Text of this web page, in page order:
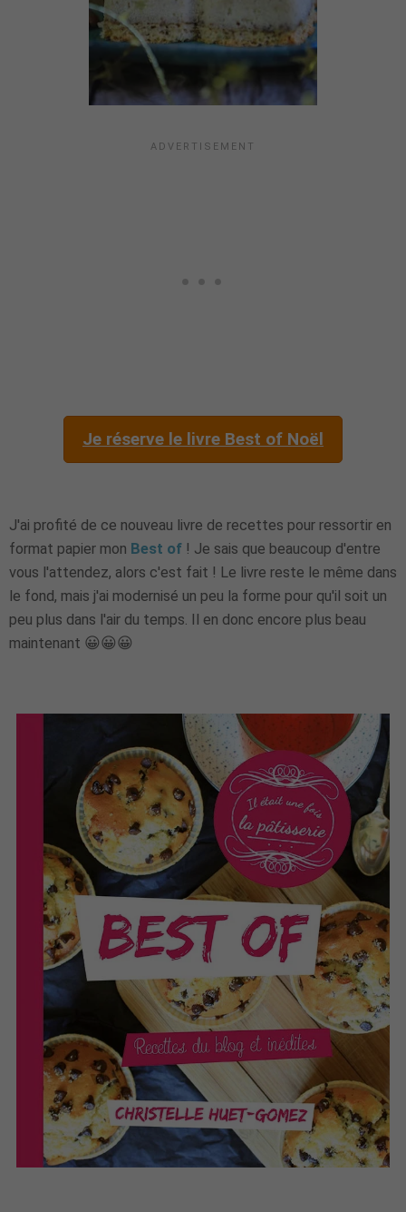
Je réserve le livre Best of Noël
J'ai profité de ce nouveau livre de recettes pour ressortir en
format papier mon Best of ! Je sais que beaucoup d'entre
vous l'attendez, alors c'est fait ! Le livre reste le même dans
le fond, mais j'ai modernisé un peu la forme pour qu'il soit un
peu plus dans l'air du temps. Il en donc encore plus beau
maintenant 😀😀😀